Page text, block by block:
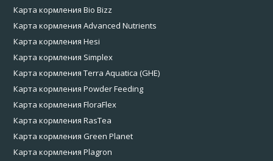
Карта кормления Bio Bizz
Карта кормления Advanced Nutrients
Карта кормления Hesi
Карта кормления Simplex
Карта кормления Terra Aquatica (GHE)
Карта кормления Powder Feeding
Карта кормления FloraFlex
Карта кормления RasTea
Карта кормления Green Planet
Карта кормления Plagron